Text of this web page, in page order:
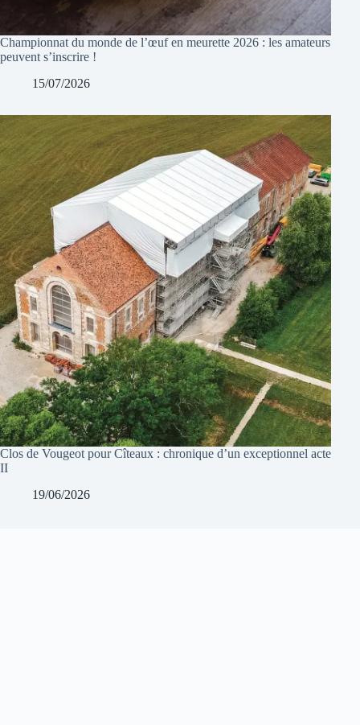
Championnat du monde de l’œuf en meurette 2026 : les amateurs
peuvent s’inscrire !
15/07/2026
Clos de Vougeot pour Cîteaux : chronique d’un exceptionnel acte
II
19/06/2026